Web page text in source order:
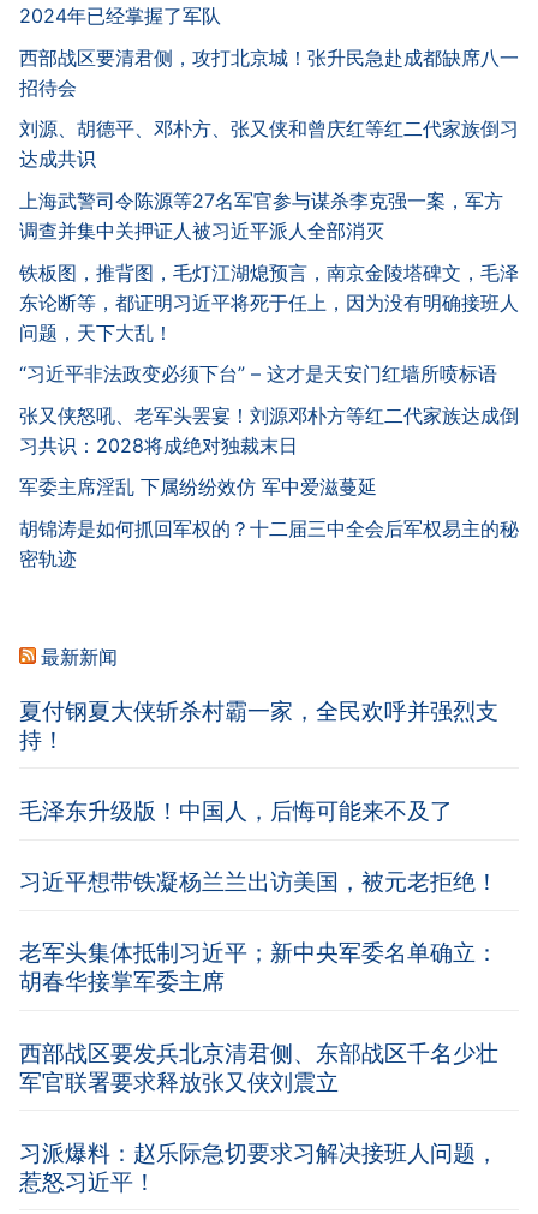
2024年已经掌握了军队
西部战区要清君侧，攻打北京城！张升民急赴成都缺席八一
招待会
刘源、胡德平、邓朴方、张又侠和曾庆红等红二代家族倒习
达成共识
上海武警司令陈源等27名军官参与谋杀李克强一案，军方
调查并集中关押证人被习近平派人全部消灭
铁板图，推背图，毛灯江湖熄预言，南京金陵塔碑文，毛泽
东论断等，都证明习近平将死于任上，因为没有明确接班人
问题，天下大乱！
“习近平非法政变必须下台” – 这才是天安门红墙所喷标语
张又侠怒吼、老军头罢宴！刘源邓朴方等红二代家族达成倒
习共识：2028将成绝对独裁末日
军委主席淫乱 下属纷纷效仿 军中爱滋蔓延
胡锦涛是如何抓回军权的？十二届三中全会后军权易主的秘
密轨迹
最新新闻
夏付钢夏大侠斩杀村霸一家，全民欢呼并强烈支
持！
毛泽东升级版！中国人，后悔可能来不及了
习近平想带铁凝杨兰兰出访美国，被元老拒绝！
老军头集体抵制习近平；新中央军委名单确立：
胡春华接掌军委主席
西部战区要发兵北京清君侧、东部战区千名少壮
军官联署要求释放张又侠刘震立
习派爆料：赵乐际急切要求习解决接班人问题，
惹怒习近平！